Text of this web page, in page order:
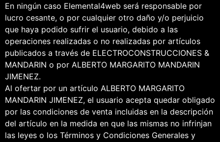
En ningún caso Elemental4web será responsable por
lucro cesante, o por cualquier otro daño y/o perjuicio
que haya podido sufrir el usuario, debido a las
operaciones realizadas o no realizadas por artículos
publicados a través de ELECTROCONSTRUCCIONES &
MANDARIN o por ALBERTO MARGARITO MANDARIN
JIMENEZ.
Al ofertar por un artículo ALBERTO MARGARITO
MANDARIN JIMENEZ, el usuario acepta quedar obligado
por las condiciones de venta incluidas en la descripción
del artículo en la medida en que las mismas no infrinjan
las leyes o los Términos y Condiciones Generales y